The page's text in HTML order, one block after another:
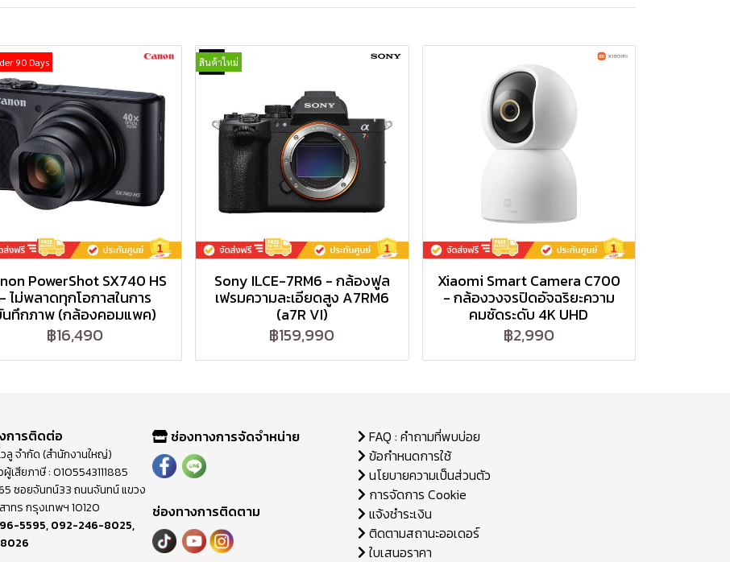
90 Days
PowerShot SX740 HS
- ไม่พลาดทุกโอกาสในการ
ทึกภาพ (กล้องคอมแพค)
฿16,490
สินค้าใหม่
Sony ILCE-7RM6 - กล้องฟูล
เฟรมความละเอียดสูง A7RM6
(a7R VI)
฿159,990
Xiaomi Smart Camera C700
- กล้องวงจรปิดอัจฉริยะความ
คมชัดระดับ 4K UHD
฿2,990
การติดต่อ
ลู จำกัด (สำนักงานใหญ่)
ผู้เสียภาษี : 0105543111885
ซอยจันทน์33 ถนนจันทน์ แขวง
ทร กรุงเทพฯ 10120
5595,092-246-8025,
ช่องทางการจัดจำหน่าย
ช่องทางการติดตาม
FAQ : คำถามที่พบบ่อย
ข้อกำหนดการใช้
นโยบายความเป็นส่วนตัว
การจัดการ Cookie
แจ้งชำระเงิน
ติดตามสถานะออเดอร์
ใบเสนอราคา